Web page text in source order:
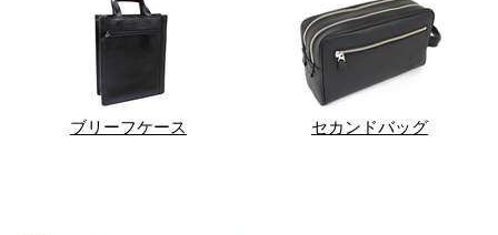
ブリーフケース セカンドバッグ